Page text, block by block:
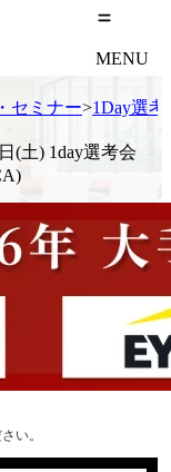
MENU
セミナー>1Day選考
(土) 1day選考会
い。